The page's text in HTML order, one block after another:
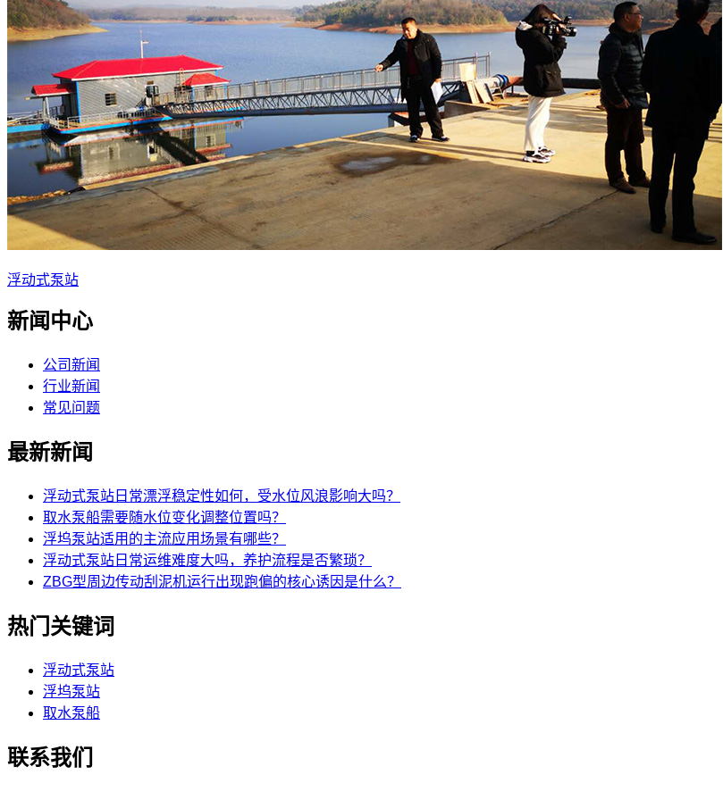
浮动式泵站
新闻中心
公司新闻
行业新闻
常见问题
最新新闻
浮动式泵站日常漂浮稳定性如何，受水位风浪影响大吗？
取水泵船需要随水位变化调整位置吗？
浮坞泵站适用的主流应用场景有哪些？
浮动式泵站日常运维难度大吗，养护流程是否繁琐？
ZBG型周边传动刮泥机运行出现跑偏的核心诱因是什么？
热门关键词
浮动式泵站
浮坞泵站
取水泵船
联系我们